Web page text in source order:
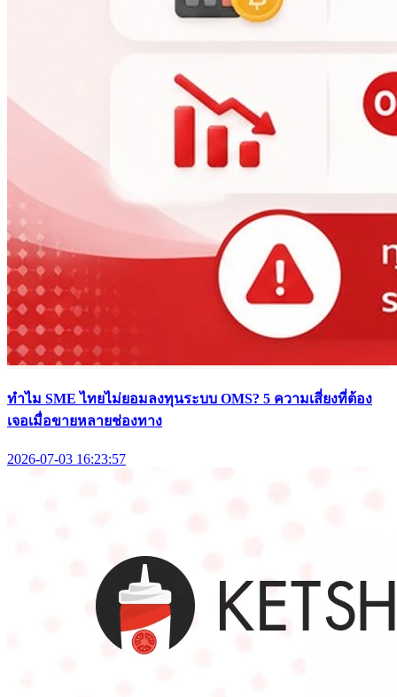
ทำไม SME ไทยไม่ยอมลงทุนระบบ OMS? 5 ความเสี่ยงที่ต้อง
เจอเมื่อขายหลายช่องทาง
2026-07-03 16:23:57